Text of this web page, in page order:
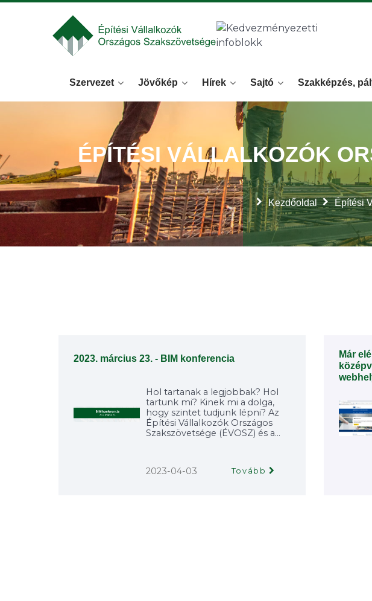
Szervezet Jövőkép Hírek Sajtó Szakképzés,
Kezdőoldal Építési
ÉPÍTÉSI VÁLLALKOZÓK
2023. március 23. - BIM konferencia
Hol tartanak a legjobbak? Hol
tartunk mi? Kinek mi a dolga,
hogy szintet tudjunk lépni? Az
Építési Vállalkozók Országos
Szakszövetsége (ÉVOSZ) és a...
2023-04-03 Tovább
Már